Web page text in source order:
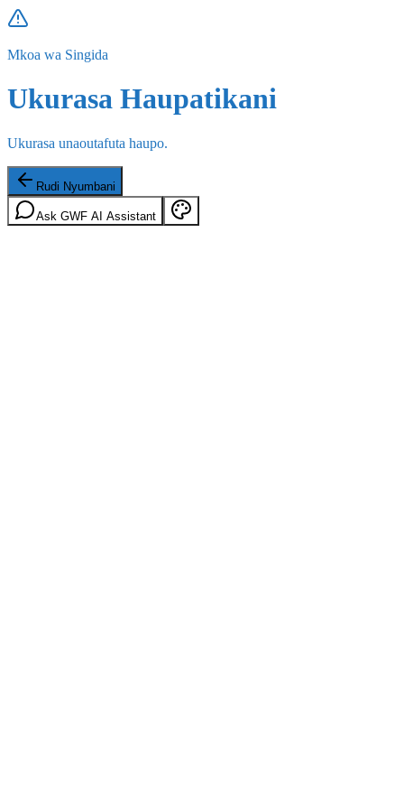
Mkoa wa Singida
Ukurasa Haupatikani
Ukurasa unaoutafuta haupo.
Rudi Nyumbani
Ask GWF AI Assistant